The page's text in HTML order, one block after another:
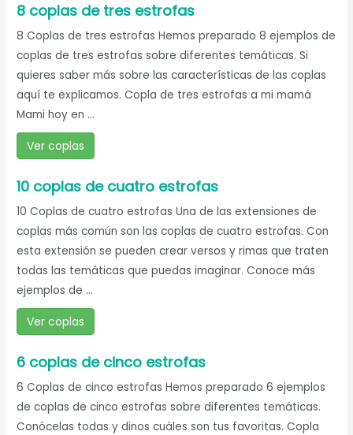
8 coplas de tres estrofas
8 Coplas de tres estrofas Hemos preparado 8 ejemplos de
coplas de tres estrofas sobre diferentes temáticas. Si
quieres saber más sobre las características de las coplas
aquí te explicamos. Copla de tres estrofas a mi mamá
Mami hoy en ...
Ver coplas
10 coplas de cuatro estrofas
10 Coplas de cuatro estrofas Una de las extensiones de
coplas más común son las coplas de cuatro estrofas. Con
esta extensión se pueden crear versos y rimas que traten
todas las temáticas que puedas imaginar. Conoce más
ejemplos de ...
Ver coplas
6 coplas de cinco estrofas
6 Coplas de cinco estrofas Hemos preparado 6 ejemplos
de coplas de cinco estrofas sobre diferentes temáticas.
Conócelas todas y dinos cuáles son tus favoritas. Copla